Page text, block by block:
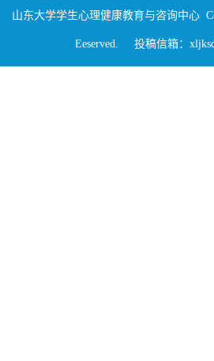
山东大学学生心理健康教育与咨询中心
Eeserved. 投稿信箱：